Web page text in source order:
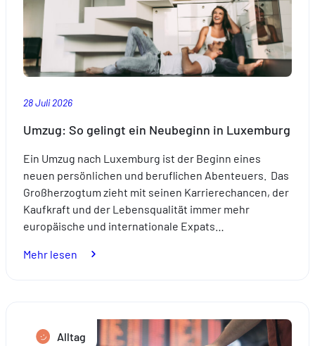
sicher.
28 Juli 2026
Umzug: So gelingt ein Neubeginn in Luxemburg
Ein Umzug nach Luxemburg ist der Beginn eines
neuen persönlichen und beruflichen Abenteuers. Das
Großherzogtum zieht mit seinen Karrierechancen, der
Kaufkraft und der Lebensqualität immer mehr
europäische und internationale Expats…
Mehr lesen
Neubeginn
Alltag